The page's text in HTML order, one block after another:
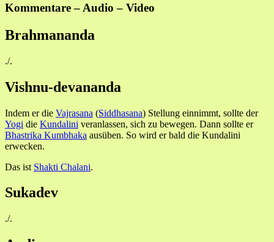
Kommentare – Audio – Video
Brahmananda
./.
Vishnu-devananda
Indem er die Vajrasana (Siddhasana) Stellung einnimmt, sollte der
Yogi die Kundalini veranlassen, sich zu bewegen. Dann sollte er
Bhastrika Kumbhaka ausüben. So wird er bald die Kundalini
erwecken.
Das ist Shakti Chalani.
Sukadev
./.